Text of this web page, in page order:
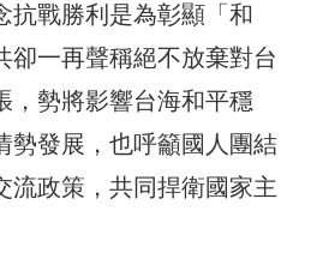
抗戰勝利是為彰顯「和
卻一再聲稱絕不放棄對台
，勢將影響台海和平穩
勢發展，也呼籲國人團結
流政策，共同捍衛國家主